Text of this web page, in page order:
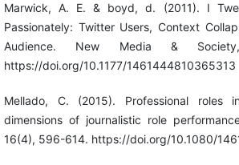
Marwick, A. E. & boyd, d. (2011). I
Passionately: Twitter Users, Context
Audience. New Media &
https://doi.org/10.1177/1461444810365313
Mellado, C. (2015). Professional roles
dimensions of journalistic role
16(4), 596-614. https://doi.org/10.1080/